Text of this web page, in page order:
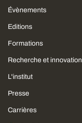
Évènements
Editions
Formations
Recherche et innovation
L'institut
Presse
Carrières